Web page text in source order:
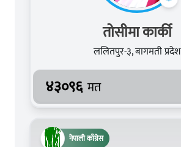
तोसीमा कार्की
ललितपुर-३, बागमती प्रदेश
४३०९६ मत
नेपाली काँग्रेस